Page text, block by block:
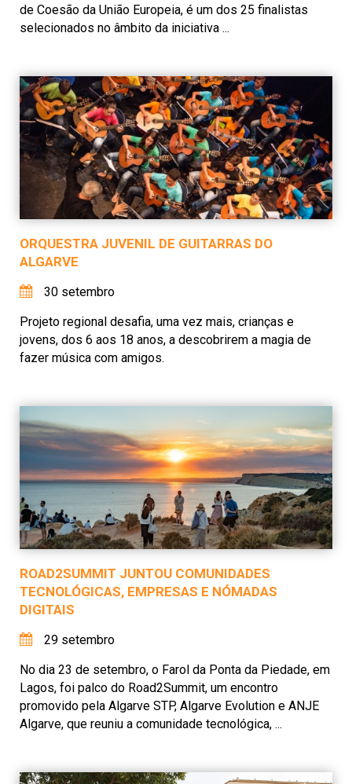
de Coesão da União Europeia, é um dos 25 finalistas
selecionados no âmbito da iniciativa ...
ORQUESTRA JUVENIL DE GUITARRAS DO
ALGARVE
30 setembro
Projeto regional desafia, uma vez mais, crianças e
jovens, dos 6 aos 18 anos, a descobrirem a magia de
fazer música com amigos.
ROAD2SUMMIT JUNTOU COMUNIDADES
TECNOLÓGICAS, EMPRESAS E NÓMADAS
DIGITAIS
29 setembro
No dia 23 de setembro, o Farol da Ponta da Piedade, em
Lagos, foi palco do Road2Summit, um encontro
promovido pela Algarve STP, Algarve Evolution e ANJE
Algarve, que reuniu a comunidade tecnológica, ...